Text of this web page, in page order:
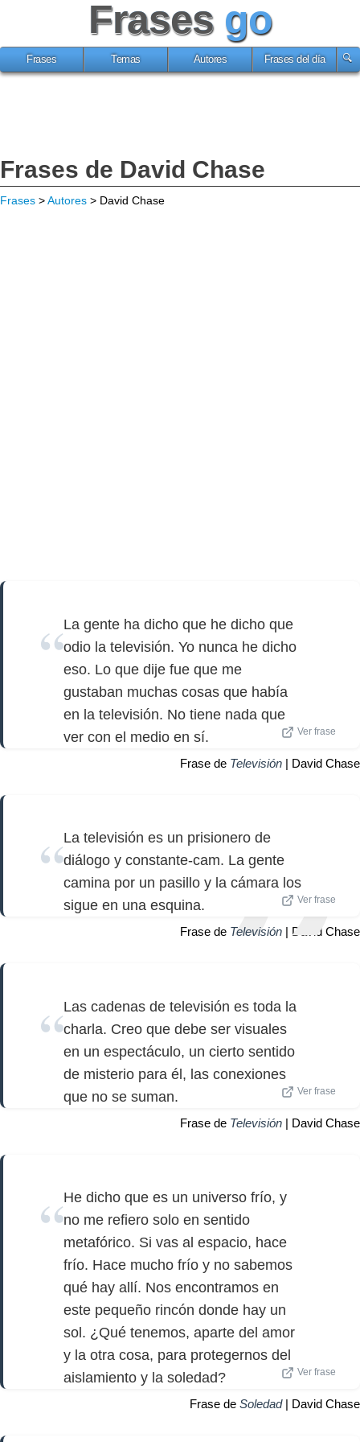
Frases go
Frases Temas Autores Frases del día
Frases de David Chase
Frases >Autores > David Chase
La gente ha dicho que he dicho que
odio la televisión. Yo nunca he dicho
eso. Lo que dije fue que me
gustaban muchas cosas que había
en la televisión. No tiene nada que
ver con el medio en sí.
Ver frase
Frase de Televisión | David Chase
La televisión es un prisionero de
diálogo y constante-cam. La gente
camina por un pasillo y la cámara los
sigue en una esquina.
Ver frase
Frase de Televisión | David Chase
Las cadenas de televisión es toda la
charla. Creo que debe ser visuales
en un espectáculo, un cierto sentido
de misterio para él, las conexiones
que no se suman.
Ver frase
Frase de Televisión | David Chase
He dicho que es un universo frío, y
no me refiero solo en sentido
metafórico. Si vas al espacio, hace
frío. Hace mucho frío y no sabemos
qué hay allí. Nos encontramos en
este pequeño rincón donde hay un
sol. ¿Qué tenemos, aparte del amor
y la otra cosa, para protegernos del
aislamiento y la soledad?
Ver frase
Frase de Soledad| David Chase